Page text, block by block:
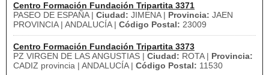
Centro Formación Fundación Tripartita 3371
PASEO DE ESPAÑA | Ciudad: JIMENA | Provincia: JAEN
PROVINCIA | ANDALUCÍA | Código Postal: 23009
Centro Formación Fundación Tripartita 3373
PZ VIRGEN DE LAS ANGUSTIAS | Ciudad: ROTA | Provincia:
CADIZ provincia | ANDALUCÍA | Código Postal: 11530